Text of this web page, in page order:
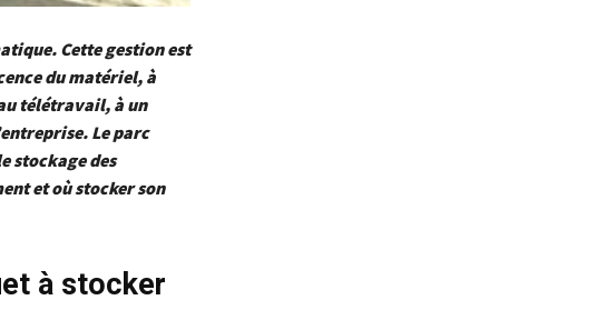
Cette gestion est
du matériel, à
télétravail, à un
Le parc
stockage des
et où stocker son
à stocker